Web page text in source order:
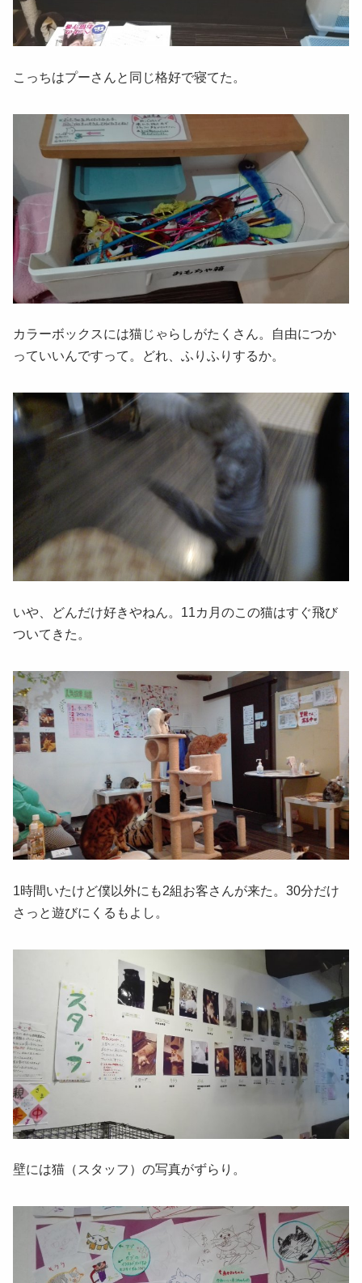
こっちはプーさんと同じ格好で寝てた。
カラーボックスには猫じゃらしがたくさん。自由につか
っていいんですって。どれ、ふりふりするか。
いや、どんだけ好きやねん。11カ月のこの猫はすぐ飛び
ついてきた。
1時間いたけど僕以外にも2組お客さんが来た。30分だけ
さっと遊びにくるもよし。
壁には猫（スタッフ）の写真がずらり。